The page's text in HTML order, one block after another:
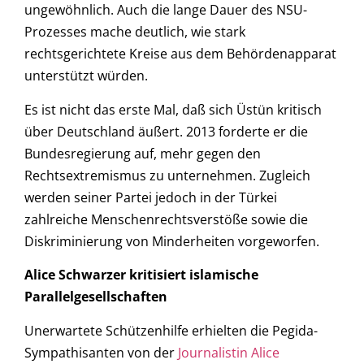
ungewöhnlich. Auch die lange Dauer des NSU-
Prozesses mache deutlich, wie stark
rechtsgerichtete Kreise aus dem Behördenapparat
unterstützt würden.
Es ist nicht das erste Mal, daß sich Üstün kritisch
über Deutschland äußert. 2013 forderte er die
Bundesregierung auf, mehr gegen den
Rechtsextremismus zu unternehmen. Zugleich
werden seiner Partei jedoch in der Türkei
zahlreiche Menschenrechtsverstöße sowie die
Diskriminierung von Minderheiten vorgeworfen.
Alice Schwarzer kritisiert islamische
Parallelgesellschaften
Unerwartete Schützenhilfe erhielten die Pegida-
Sympathisanten von der Journalistin Alice